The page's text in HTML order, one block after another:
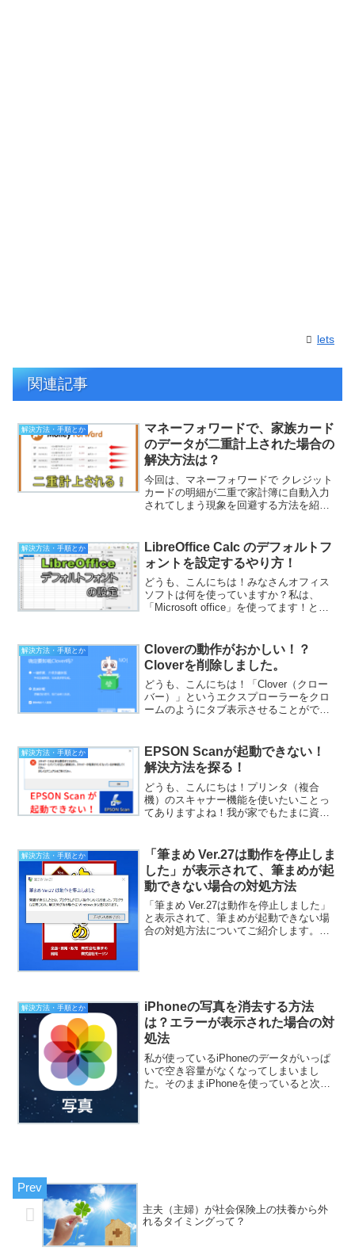
lets
関連記事
解決方法・手順とか
マネーフォワードで、家族カード
のデータが二重計上された場合の
解決方法は？
今回は、マネーフォワードで クレジット
カードの明細が二重で家計簿に自動入力
されてしまう現象を回避する方法を紹介
ラウドサービスを利用して家計簿をつけ
ています！機能は色々...
解決方法・手順とか
LibreOffice Calc のデフォルトフ
ォントを設定するやり方！
どうも、こんにちは！みなさんオフィス
ソフトは何を使っていますか？私は、
「Microsoft office」を使ってます！と言
使えて便利なオフィスソフトですよね！
Li...
解決方法・手順とか
Cloverの動作がおかしい！？
Cloverを削除しました。
どうも、こんにちは！「Clover（クロー
バー）」というエクスプローラーをクロ
ームのようにタブ表示させることができ
環境では、動作が不安定だった為、この
ソフトを結...
解決方法・手順とか
EPSON Scanが起動できない！
解決方法を探る！
どうも、こんにちは！プリンタ（複合
機）のスキャナー機能を使いたいことっ
てありますよね！我が家でもたまに資料
ない問題が発生しました！このままスキ
ャナが使えないと不...
解決方法・手順とか
「筆まめ Ver.27は動作を停止しま
した」が表示されて、筆まめが起
動できない場合の対処方法
「筆まめ Ver.27は動作を停止しました」
と表示されて、筆まめが起動できない場
合の対処方法についてご紹介します。今
解決方法・手順とか
iPhoneの写真を消去する方法
は？エラーが表示された場合の対
処法
私が使っているiPhoneのデータがいっぱ
いで空き容量がなくなってしまいまし
た。そのままiPhoneを使っていると次の
主夫（主婦）が社会保険上の扶養から外
れるタイミングって？